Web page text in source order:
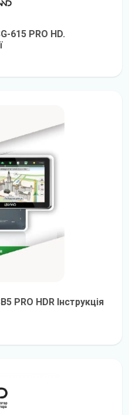
615 PRO HD.
PRO HDR Інструкція